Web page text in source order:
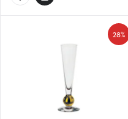
28%